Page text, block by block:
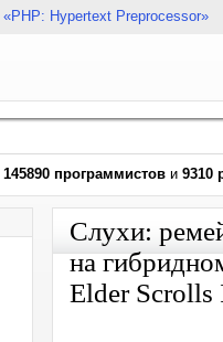
«PHP: Hypertext Preprocessor»
145890 программистов и 9310
Слухи:
на
Elder Scrolls